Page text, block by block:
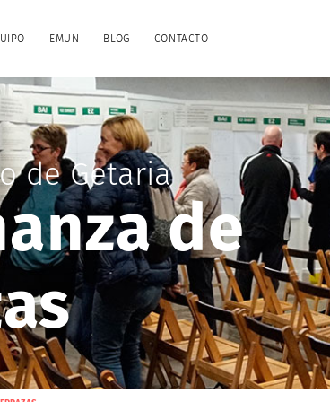
EMUN BLOG CONTACTO
de Getaria
de